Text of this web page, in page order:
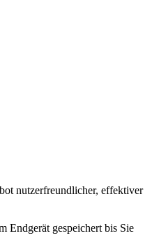
nutzerfreundlicher, effektiver
Endgerät gespeichert bis Sie